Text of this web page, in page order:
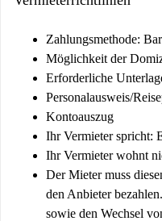
Zahlungsmethode:
Möglichkeit der
Erforderliche
Personalausweis/
Kontoauszug
Ihr Vermieter spricht:
Ihr Vermieter wohnt
Der Mieter muss
den Anbieter
sowie den Wechsel